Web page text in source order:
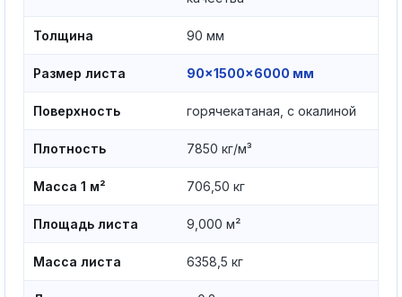
Толщина 90 мм
Размер листа 90×1500×6000 мм
Поверхность горячекатаная, с окалиной
Плотность 7850 кг/м³
Масса 1 м² 706,50 кг
Площадь листа 9,000 м²
Масса листа 6358,5 кг